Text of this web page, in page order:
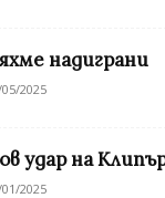
надиграни
2025
удар на
2025